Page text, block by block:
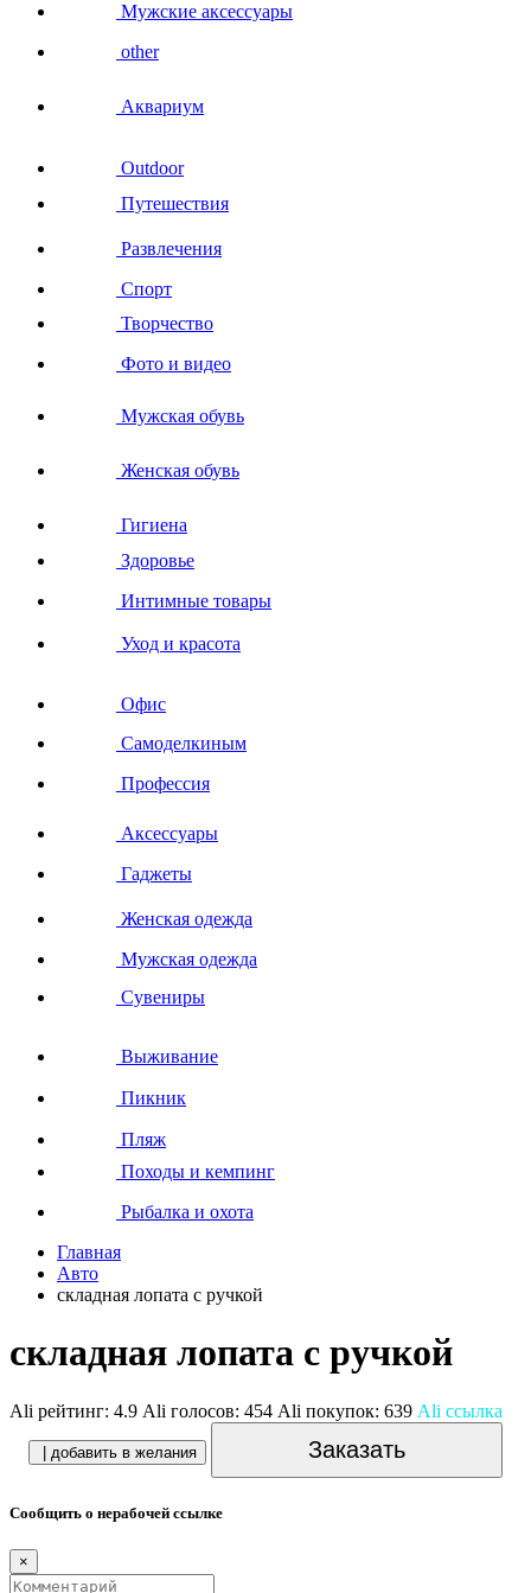
Мужские аксессуары
other
Аквариум
Outdoor
Путешествия
Развлечения
Спорт
Творчество
Фото и видео
Мужская обувь
Женская обувь
Гигиена
Здоровье
Интимные товары
Уход и красота
Офис
Самоделкиным
Профессия
Аксессуары
Гаджеты
Женская одежда
Мужская одежда
Сувениры
Выживание
Пикник
Пляж
Походы и кемпинг
Рыбалка и охота
Главная
Авто
складная лопата с ручкой
складная лопата с ручкой
Ali рейтинг: 4.9 Ali голосов: 454 Ali покупок: 639 Ali ссылка
| добавить в желания Заказать
Сообщить о нерабочей ссылке
×